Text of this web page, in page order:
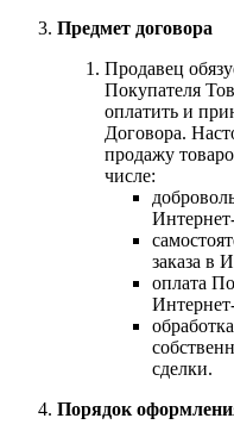
Предмет договора
Продавец
Покупателя
оплатить и
Договора.
продажу
числе:
заказа в
оплата
сделки.
Порядок